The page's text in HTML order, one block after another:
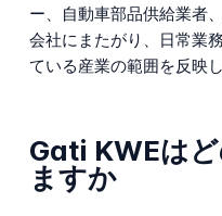
ー、自動車部品供給業者
会社にまたがり、日常業
ている産業の範囲を反映し
Gati KWEは
ますか